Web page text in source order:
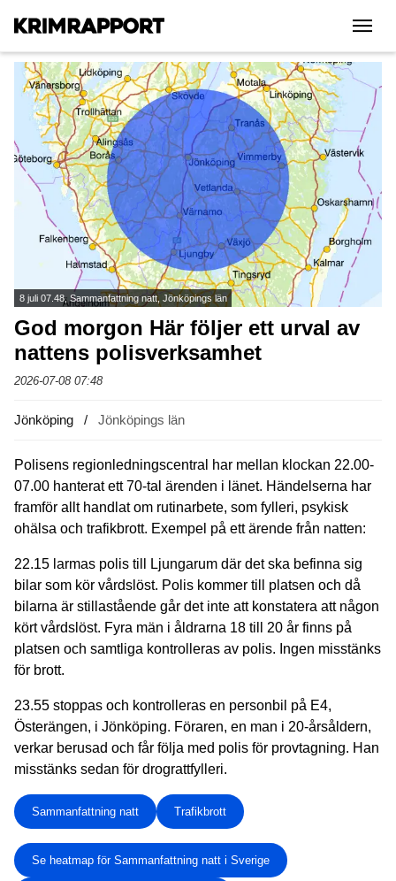
|||
8 juli 07.48, Sammanfattning natt, Jönköpings län
God morgon Här följer ett urval av
nattens polisverksamhet
2026-07-08 07:48
Jönköping Jönköpings län
Polisens regionledningscentral har mellan klockan 22.00-
07.00 hanterat ett 70-tal ärenden i länet. Händelserna har
framför allt handlat om rutinarbete, som fylleri, psykisk
ohälsa och trafikbrott. Exempel på ett ärende från natten:
22.15 larmas polis till Ljungarum där det ska befinna sig
bilar som kör vårdslöst. Polis kommer till platsen och då
bilarna är stillastående går det inte att konstatera att någon
kört vårdslöst. Fyra män i åldrarna 18 till 20 år finns på
platsen och samtliga kontrolleras av polis. Ingen misstänks
för brott.
23.55 stoppas och kontrolleras en personbil på E4,
Österängen, i Jönköping. Föraren, en man i 20-årsåldern,
verkar berusad och får följa med polis för provtagning. Han
misstänks sedan för drograttfylleri.
Sammanfattning natt Trafikbrott
Se heatmap för Sammanfattning natt i Sverige